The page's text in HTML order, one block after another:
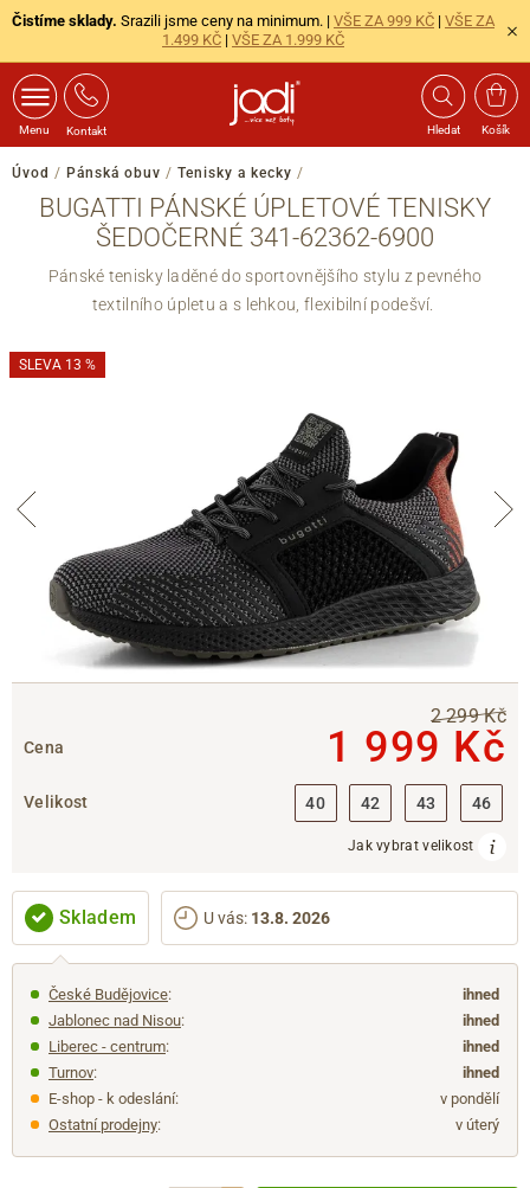
Čistíme sklady. Srazili jsme ceny na minimum. | VŠE ZA 999 KČ | VŠE ZA
1.499 KČ | VŠE ZA 1.999 KČ
Menu Kontakt Hledat Košík
Úvod / Pánská obuv / Tenisky a kecky /
BUGATTI PÁNSKÉ ÚPLETOVÉ TENISKY
ŠEDOČERNÉ 341-62362-6900
Pánské tenisky laděné do sportovnějšího stylu z pevného
textilního úpletu a s lehkou, flexibilní podešví.
SLEVA 13 %
Cena
2 299 Kč
1 999 Kč
Velikost 40 42 43 46
Jak vybrat velikost
Skladem U vás: 13.8. 2026
České Budějovice:
ihned
Jablonec nad Nisou:
ihned
Liberec - centrum:
ihned
Turnov:
ihned
E-shop - k odeslání:
v pondělí
Ostatní prodejny: v úterý